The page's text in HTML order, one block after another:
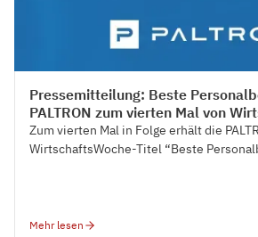
Pressemitteilung: Beste
PALTRON zum vierten Mal von
ausgezeichnet
Zum‍ vierten Mal‍ in‍ Folge‍ erhält‍ die‍
WirtschaftsWoche-Titel‍ “Beste‍
Mehr lesen